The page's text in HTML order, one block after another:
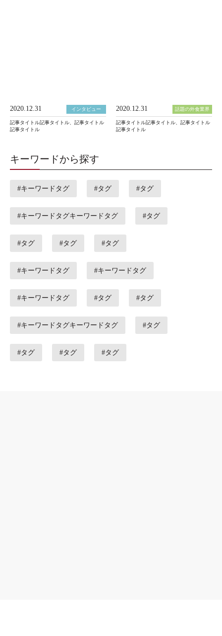
2020.12.31 インタビュー
記事タイトル記事タイトル、記事タイトル
記事タイトル
2020.12.31 話題の外食業界
記事タイトル記事タイトル、記事タイトル
記事タイトル
キーワードから探す
#キーワードタグ #タグ #タグ
#キーワードタグキーワードタグ #タグ
#タグ #タグ #タグ
#キーワードタグ #キーワードタグ
#キーワードタグ #タグ #タグ
#キーワードタグキーワードタグ #タグ
#タグ #タグ #タグ